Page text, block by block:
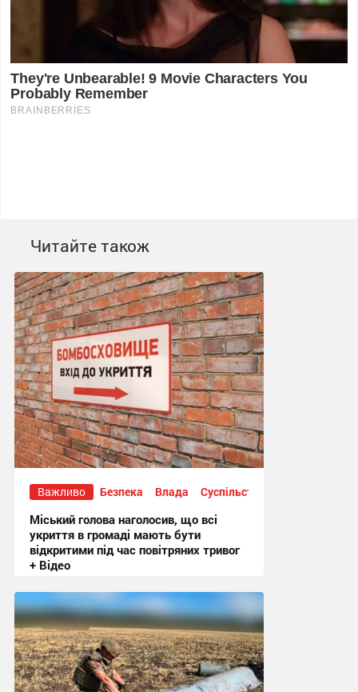
Читайте також
Важливо Безпека Влада Суспільство
Міський голова наголосив, що всі
укриття в громаді мають бути
відкритими під час повітряних тривог
+ Відео
20:50, 3.08.2026